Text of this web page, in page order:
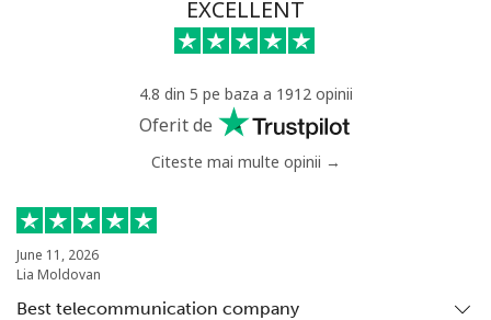
EXCELLENT
4.8 din 5 pe baza a 1912 opinii
Oferit de
Citeste mai multe opinii →
June 11, 2026
Lia Moldovan
Best telecommunication company